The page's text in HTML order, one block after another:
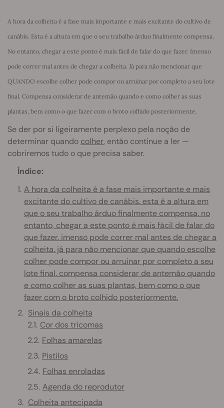
A hora da colheita é a fase mais importante e mais excitante do cultivo de
canábis. Esta é a altura em que o seu trabalho árduo finalmente compensa.
No entanto, chegar a este ponto é mais fácil de falar do que fazer. Imenso
pode correr mal antes de chegar a colheita. Já para não mencionar que
QUANDO escolhe colher pode compor ou arruinar por completo a seu lote
final. Compensa considerar de antemão quando e como colher as suas
plantas, bem como o que fazer com o broto colhido posteriormente.
Se der por si ligeiramente perplexo pela noção de
determinar quando colher, então continue a ler —
cobriremos tudo o que precisa saber.
Índice:
A hora da colheita é a fase mais importante e mais
excitante do cultivo de canábis. esta é a altura em
que o seu trabalho árduo finalmente compensa. no
entanto, chegar a este ponto é mais fácil de falar do
que fazer. imenso pode correr mal antes de chegar a
colheita. já para não mencionar que quando escolhe
colher pode compor ou arruinar por completo a seu
lote final. compensa considerar de antemão quando
e como colher as suas plantas, bem como o que
fazer com o broto colhido posteriormente.
Sinais da colheita
Cor dos tricomas
Folhas amarelas
Pistilos
Folhas enroladas
Agenda do reprodutor
Colheita antecipada